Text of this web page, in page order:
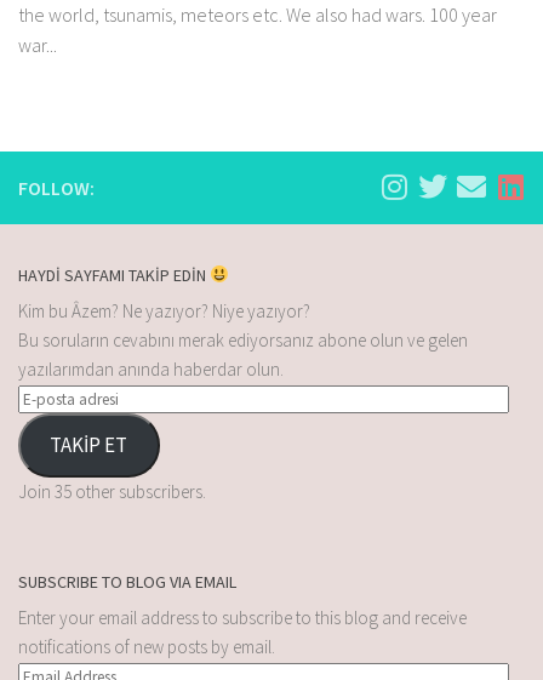
the world, tsunamis, meteors etc. We also had wars. 100 year
war...
FOLLOW:
HAYDİ SAYFAMI TAKİP EDİN
Kim bu Âzem? Ne yazıyor? Niye yazıyor?
Bu soruların cevabını merak ediyorsanız abone olun ve gelen
yazılarımdan anında haberdar olun.
TAKİP ET
Join 35 other subscribers.
SUBSCRIBE TO BLOG VIA EMAIL
Enter your email address to subscribe to this blog and receive
notifications of new posts by email.